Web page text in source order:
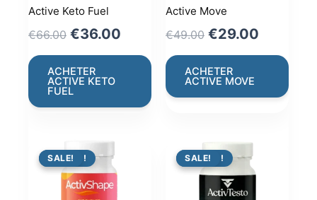
Active Keto Fuel
€66.00 Original
price
was:
€66.00.
€36.00 Current
price
€36.00.
ACHETER
ACTIVE KETO
FUEL
Active Move
€49.00 Original
price
was:
€49.00.
€29.00
price
€29.00.
ACHETER
ACTIVE MOVE
PROMO !
SALE! PROMO !
SALE!